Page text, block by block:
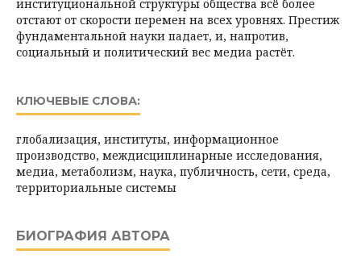
институциональной структуры общества всё более
отстают от скорости перемен на всех уровнях. Престиж
фундаментальной науки падает, и, напротив,
социальный и политический вес медиа растёт.
КЛЮЧЕВЫЕ СЛОВА:
глобализация, институты, информационное
производство, междисциплинарные исследования,
медиа, метаболизм, наука, публичность, сети, среда,
территориальные системы
БИОГРАФИЯ АВТОРА